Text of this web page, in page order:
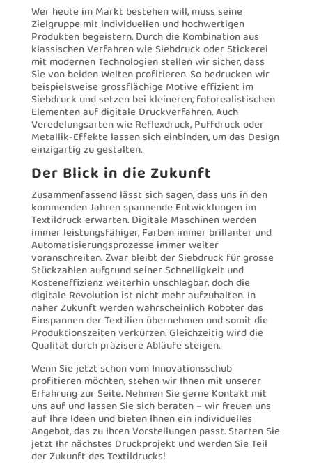
Wer heute im Markt bestehen will, muss seine
Zielgruppe mit individuellen und hochwertigen
Produkten begeistern. Durch die Kombination aus
klassischen Verfahren wie Siebdruck oder Stickerei
mit modernen Technologien stellen wir sicher, dass
Sie von beiden Welten profitieren. So bedrucken wir
beispielsweise grossflächige Motive effizient im
Siebdruck und setzen bei kleineren, fotorealistischen
Elementen auf digitale Druckverfahren. Auch
Veredelungsarten wie Reflexdruck, Puffdruck oder
Metallik-Effekte lassen sich einbinden, um das Design
einzigartig zu gestalten.
Der Blick in die Zukunft
Zusammenfassend lässt sich sagen, dass uns in den
kommenden Jahren spannende Entwicklungen im
Textildruck erwarten. Digitale Maschinen werden
immer leistungsfähiger, Farben immer brillanter und
Automatisierungsprozesse immer weiter
voranschreiten. Zwar bleibt der Siebdruck für grosse
Stückzahlen aufgrund seiner Schnelligkeit und
Kosteneffizienz weiterhin unschlagbar, doch die
digitale Revolution ist nicht mehr aufzuhalten. In
naher Zukunft werden wahrscheinlich Roboter das
Einspannen der Textilien übernehmen und somit die
Produktionszeiten verkürzen. Gleichzeitig wird die
Qualität durch präzisere Abläufe steigen.
Wenn Sie jetzt schon vom Innovationsschub
profitieren möchten, stehen wir Ihnen mit unserer
Erfahrung zur Seite. Nehmen Sie gerne Kontakt mit
uns auf und lassen Sie sich beraten – wir freuen uns
auf Ihre Ideen und bieten Ihnen ein individuelles
Angebot, das zu Ihren Vorstellungen passt. Starten Sie
jetzt Ihr nächstes Druckprojekt und werden Sie Teil
der Zukunft des Textildrucks!